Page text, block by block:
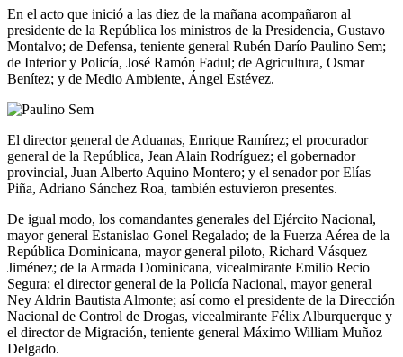
En el acto que inició a las diez de la mañana acompañaron al
presidente de la República los ministros de la Presidencia, Gustavo
Montalvo; de Defensa, teniente general Rubén Darío Paulino Sem;
de Interior y Policía, José Ramón Fadul; de Agricultura, Osmar
Benítez; y de Medio Ambiente, Ángel Estévez.
El director general de Aduanas, Enrique Ramírez; el procurador
general de la República, Jean Alain Rodríguez; el gobernador
provincial, Juan Alberto Aquino Montero; y el senador por Elías
Piña, Adriano Sánchez Roa, también estuvieron presentes.
De igual modo, los comandantes generales del Ejército Nacional,
mayor general Estanislao Gonel Regalado; de la Fuerza Aérea de la
República Dominicana, mayor general piloto, Richard Vásquez
Jiménez; de la Armada Dominicana, vicealmirante Emilio Recio
Segura; el director general de la Policía Nacional, mayor general
Ney Aldrin Bautista Almonte; así como el presidente de la Dirección
Nacional de Control de Drogas, vicealmirante Félix Alburquerque y
el director de Migración, teniente general Máximo William Muñoz
Delgado.